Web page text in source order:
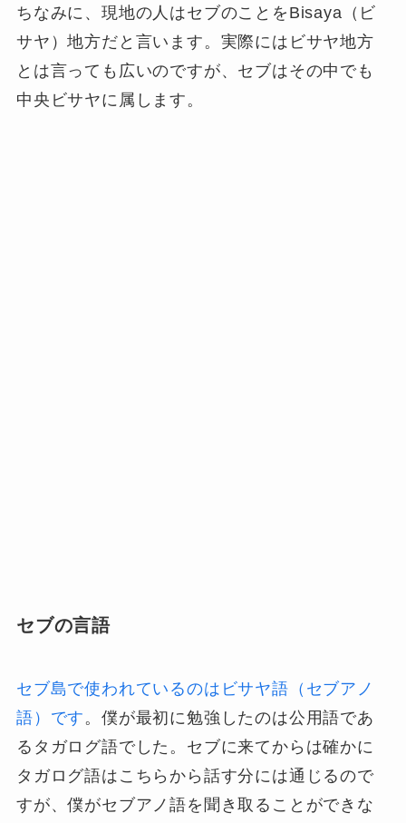
ちなみに、現地の人はセブのことをBisaya（ビ
サヤ）地方だと言います。実際にはビサヤ地方
とは言っても広いのですが、セブはその中でも
中央ビサヤに属します。
セブの言語
セブ島で使われているのはビサヤ語（セブアノ
語）です 。僕が最初に勉強したのは公用語であ
るタガログ語でした。セブに来てからは確かに
タガログ語はこちらから話す分には通じるので
すが、僕がセブアノ語を聞き取ることができな